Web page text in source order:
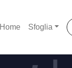
Home Sfoglia